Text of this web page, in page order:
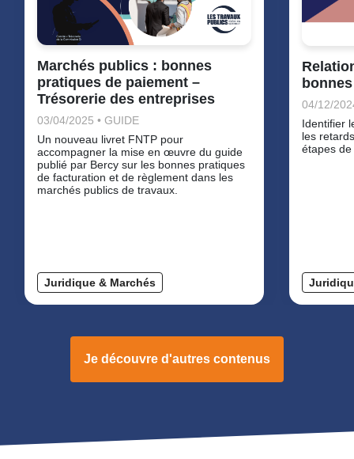
Marchés publics : bonnes
pratiques de paiement –
Trésorerie des entreprises
03/04/2025 • GUIDE
Un nouveau livret FNTP pour
accompagner la mise en œuvre du guide
publié par Bercy sur les bonnes pratiques
de facturation et de règlement dans les
marchés publics de travaux.
Juridique & Marchés
04/12/
Identifier
les
étapes
Je découvre d'autres contenus